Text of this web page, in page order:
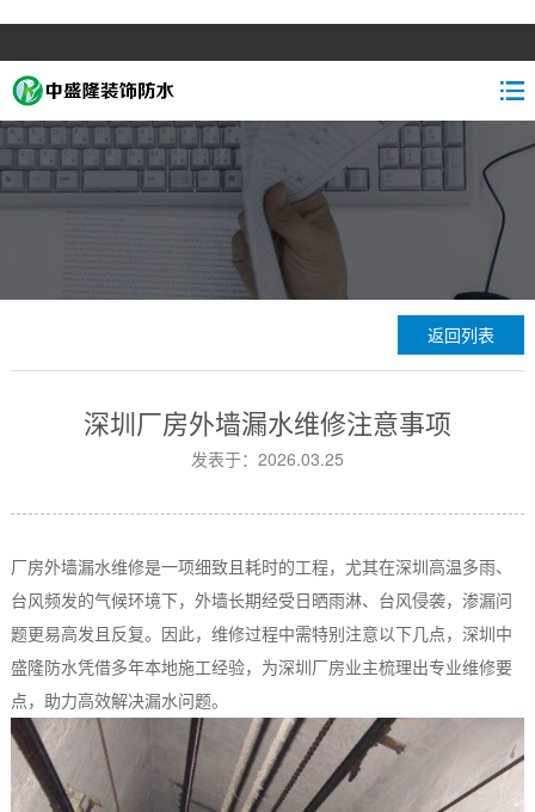
返回列表
深圳厂房外墙漏水维修注意事项
发表于：2026.03.25
厂房外墙漏水维修是一项细致且耗时的工程，尤其在深圳高温多雨、
台风频发的气候环境下，外墙长期经受日晒雨淋、台风侵袭，渗漏问
题更易高发且反复。因此，维修过程中需特别注意以下几点，深圳中
盛隆防水凭借多年本地施工经验，为深圳厂房业主梳理出专业维修要
点，助力高效解决漏水问题。